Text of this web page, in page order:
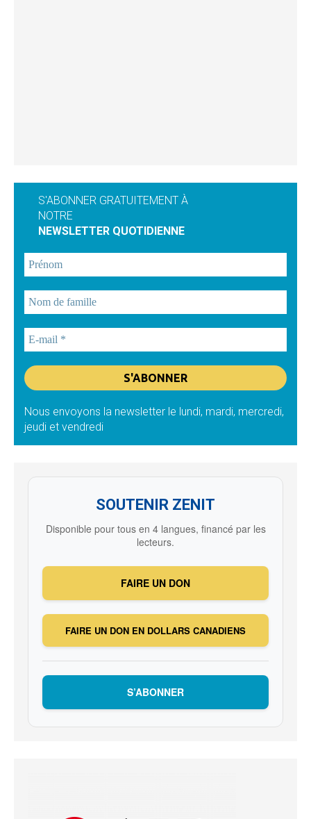
S'ABONNER GRATUITEMENT À
NOTRE
NEWSLETTER QUOTIDIENNE
Nous envoyons la newsletter le lundi, mardi, mercredi,
jeudi et vendredi
SOUTENIR ZENIT
Disponible pour tous en 4 langues, financé par les
lecteurs.
FAIRE UN DON
FAIRE UN DON EN DOLLARS CANADIENS
S’ABONNER